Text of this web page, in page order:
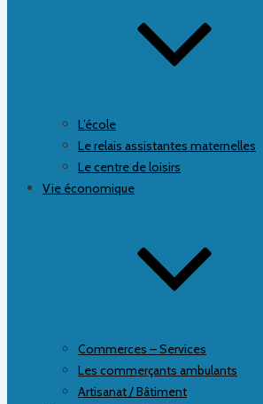
L’école
Le relais assistantes maternelles
Le centre de loisirs
Vie économique
Commerces – Services
Les commerçants ambulants
Artisanat / Bâtiment